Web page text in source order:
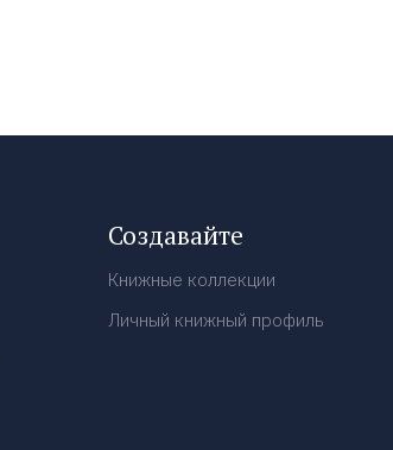
Создавайте
Книжные коллекции
Личный книжный профиль